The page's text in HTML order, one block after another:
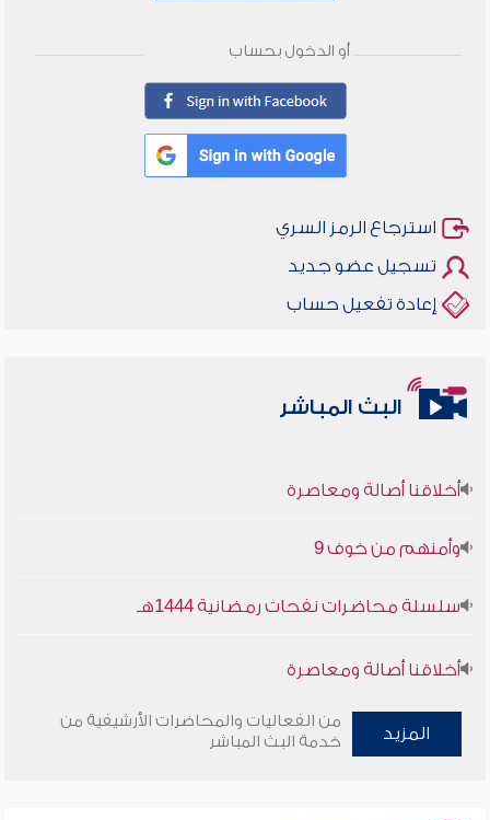
أو الدخول بحساب
استرجاع الرمز السري
تسجيل عضو جديد
إعادة تفعيل حساب
البث المباشر
أخلاقنا أصالة ومعاصرة
وأمنهم من خوف 9
سلسلة محاضرات نفحات رمضانية 1444هـ
أخلاقنا أصالة ومعاصرة
وأمنهم من خوف 9
المزيد
من الفعاليات والمحاضرات الأرشيفية من
خدمة البث المباشر